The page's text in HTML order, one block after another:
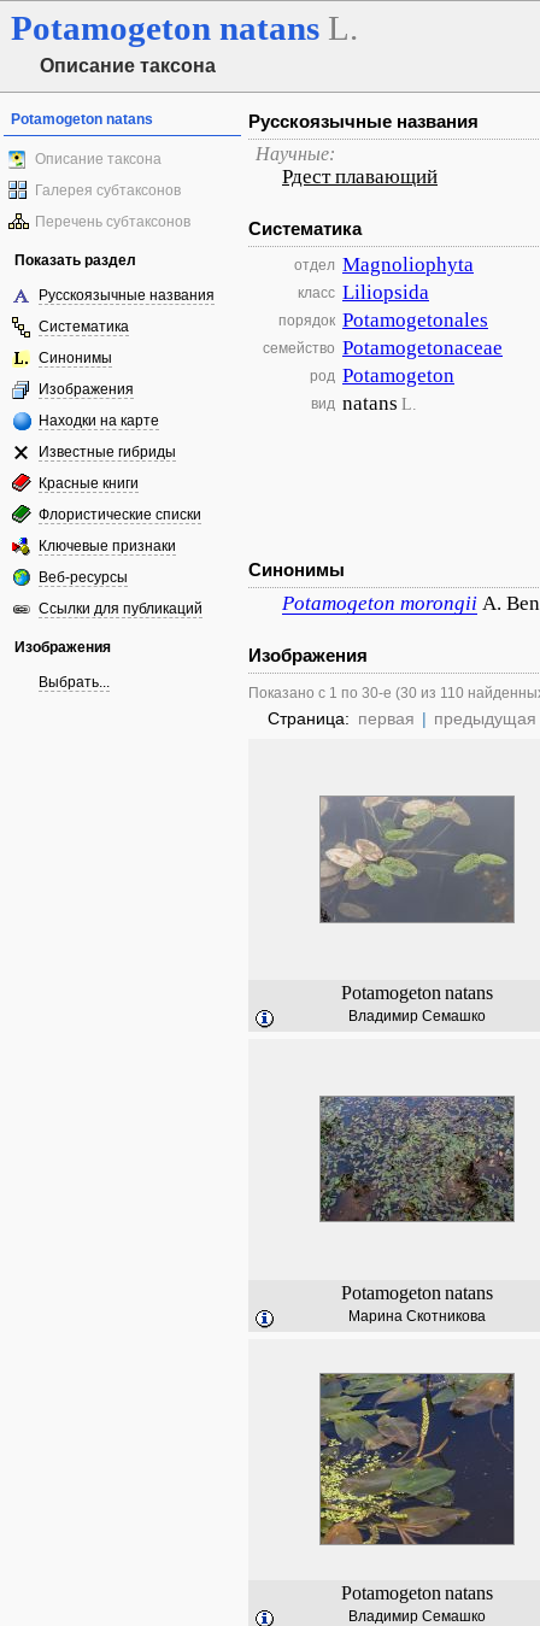
Potamogeton natans L.
Описание таксона
Potamogeton natans
Описание таксона
Галерея субтаксонов
Перечень субтаксонов
Показать раздел
Русскоязычные названия
Систематика
Синонимы
Изображения
Находки на карте
Известные гибриды
Красные книги
Флористические списки
Ключевые признаки
Веб-ресурсы
Ссылки для публикаций
Изображения
Выбрать...
Русскоязычные названия
Научные:
Рдест плавающий
Систематика
отдел Magnoliophyta
класс Liliopsida
порядок Potamogetonales
семейство Potamogetonaceae
род Potamogeton
вид natans L.
Синонимы
Potamogeton morongii A.
Изображения
Показано с 1 по 30-е (30 из 110
Страница: первая | предыдущая
Potamogeton natans
Владимир Семашко
Potamogeton natans
Марина Скотникова
Potamogeton natans
Владимир Семашко